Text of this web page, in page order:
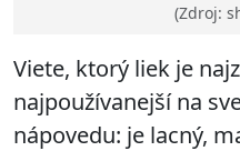
(Zdroj:
Viete, ktorý liek je
najpoužívanejší na
nápovedu: je lacný,